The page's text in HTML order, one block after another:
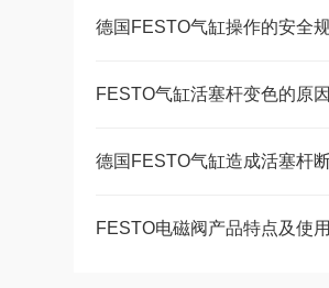
FESTO气缸活塞杆变色的原因